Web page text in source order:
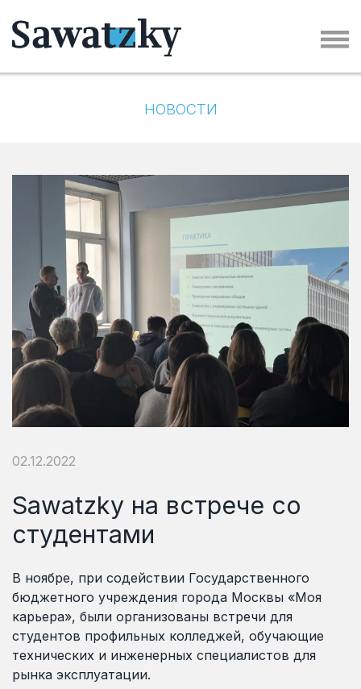
НОВОСТИ
02.12.2022
Sawatzky на встрече со
студентами
В ноябре, при содействии Государственного
бюджетного учреждения города Москвы «Моя
карьера», были организованы встречи для
студентов профильных колледжей, обучающие
технических и инженерных специалистов для
рынка эксплуатации.